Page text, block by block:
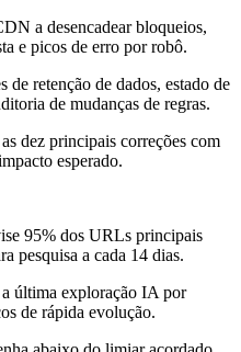
a desencadear bloqueios,
e picos de erro por robô.
retenção de dados, estado de
de mudanças de regras.
dez principais correções com
esperado.
95% dos URLs principais
pesquisa a cada 14 dias.
última exploração IA por
de rápida evolução.